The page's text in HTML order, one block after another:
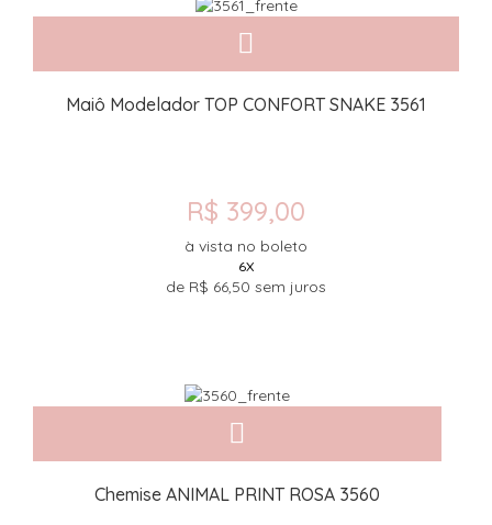
Maiô Modelador TOP CONFORT SNAKE 3561
R$ 399,00
à vista no boleto
6X
de R$ 66,50 sem juros
Chemise ANIMAL PRINT ROSA 3560